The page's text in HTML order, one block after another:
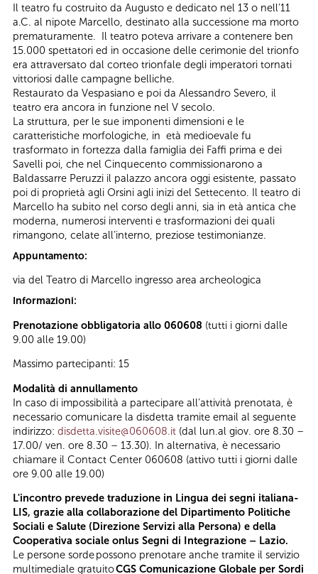
Il teatro fu costruito da Augusto e dedicato nel 13 o nell’11
a.C. al nipote Marcello, destinato alla successione ma morto
prematuramente. Il teatro poteva arrivare a contenere ben
15.000 spettatori ed in occasione delle cerimonie del trionfo
era attraversato dal corteo trionfale degli imperatori tornati
vittoriosi dalle campagne belliche.
Restaurato da Vespasiano e poi da Alessandro Severo, il
teatro era ancora in funzione nel V secolo.
La struttura, per le sue imponenti dimensioni e le
caratteristiche morfologiche, in età medioevale fu
trasformato in fortezza dalla famiglia dei Faffi prima e dei
Savelli poi, che nel Cinquecento commissionarono a
Baldassarre Peruzzi il palazzo ancora oggi esistente, passato
poi di proprietà agli Orsini agli inizi del Settecento. Il teatro di
Marcello ha subito nel corso degli anni, sia in età antica che
moderna, numerosi interventi e trasformazioni dei quali
rimangono, celate all’interno, preziose testimonianze.
Appuntamento:
via del Teatro di Marcello ingresso area archeologica
Informazioni:
Prenotazione obbligatoria allo 060608 (tutti i giorni dalle
9.00 alle 19.00)
Massimo partecipanti: 15
Modalità di annullamento
In caso di impossibilità a partecipare all’attività prenotata, è
necessario comunicare la disdetta tramite email al seguente
indirizzo: disdetta.visite@060608.it (dal lun.al giov. ore 8.30 –
17.00/ ven. ore 8.30 – 13.30). In alternativa, è necessario
chiamare il Contact Center 060608 (attivo tutti i giorni dalle
ore 9.00 alle 19.00)
L'incontro prevede traduzione in Lingua dei segni italiana-
LIS, grazie alla collaborazione del Dipartimento Politiche
Sociali e Salute (Direzione Servizi alla Persona) e della
Cooperativa sociale onlus Segni di Integrazione – Lazio.
Le persone sorde possono prenotare anche tramite il servizio
multimediale gratuitoCGS Comunicazione Globale per Sordi